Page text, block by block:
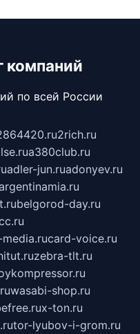
компаний
по всей России
2rich.ru
a380club.ru
adler-jun.ruadonyev.ru
belgorod-day.ru
card-voice.ru
zebra-tlt.ru
wasabi-shop.ru
x-ton.ru
tor-lyubov-i-grom.ru